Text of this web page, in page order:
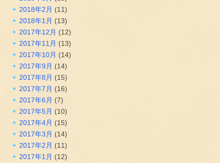
2018年2月 (11)
2018年1月 (13)
2017年12月 (12)
2017年11月 (13)
2017年10月 (14)
2017年9月 (14)
2017年8月 (15)
2017年7月 (16)
2017年6月 (7)
2017年5月 (10)
2017年4月 (15)
2017年3月 (14)
2017年2月 (11)
2017年1月 (12)